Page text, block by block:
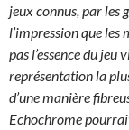
jeux connus, par les
l’impression que
pas l’essence du jeu
représentation la
d’une manière
Echochrome